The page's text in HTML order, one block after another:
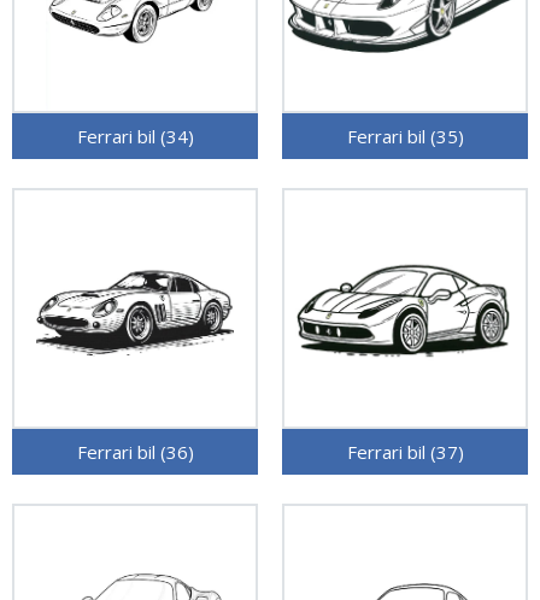
Ferrari bil (34) Ferrari bil (35)
Ferrari bil (36) Ferrari bil (37)